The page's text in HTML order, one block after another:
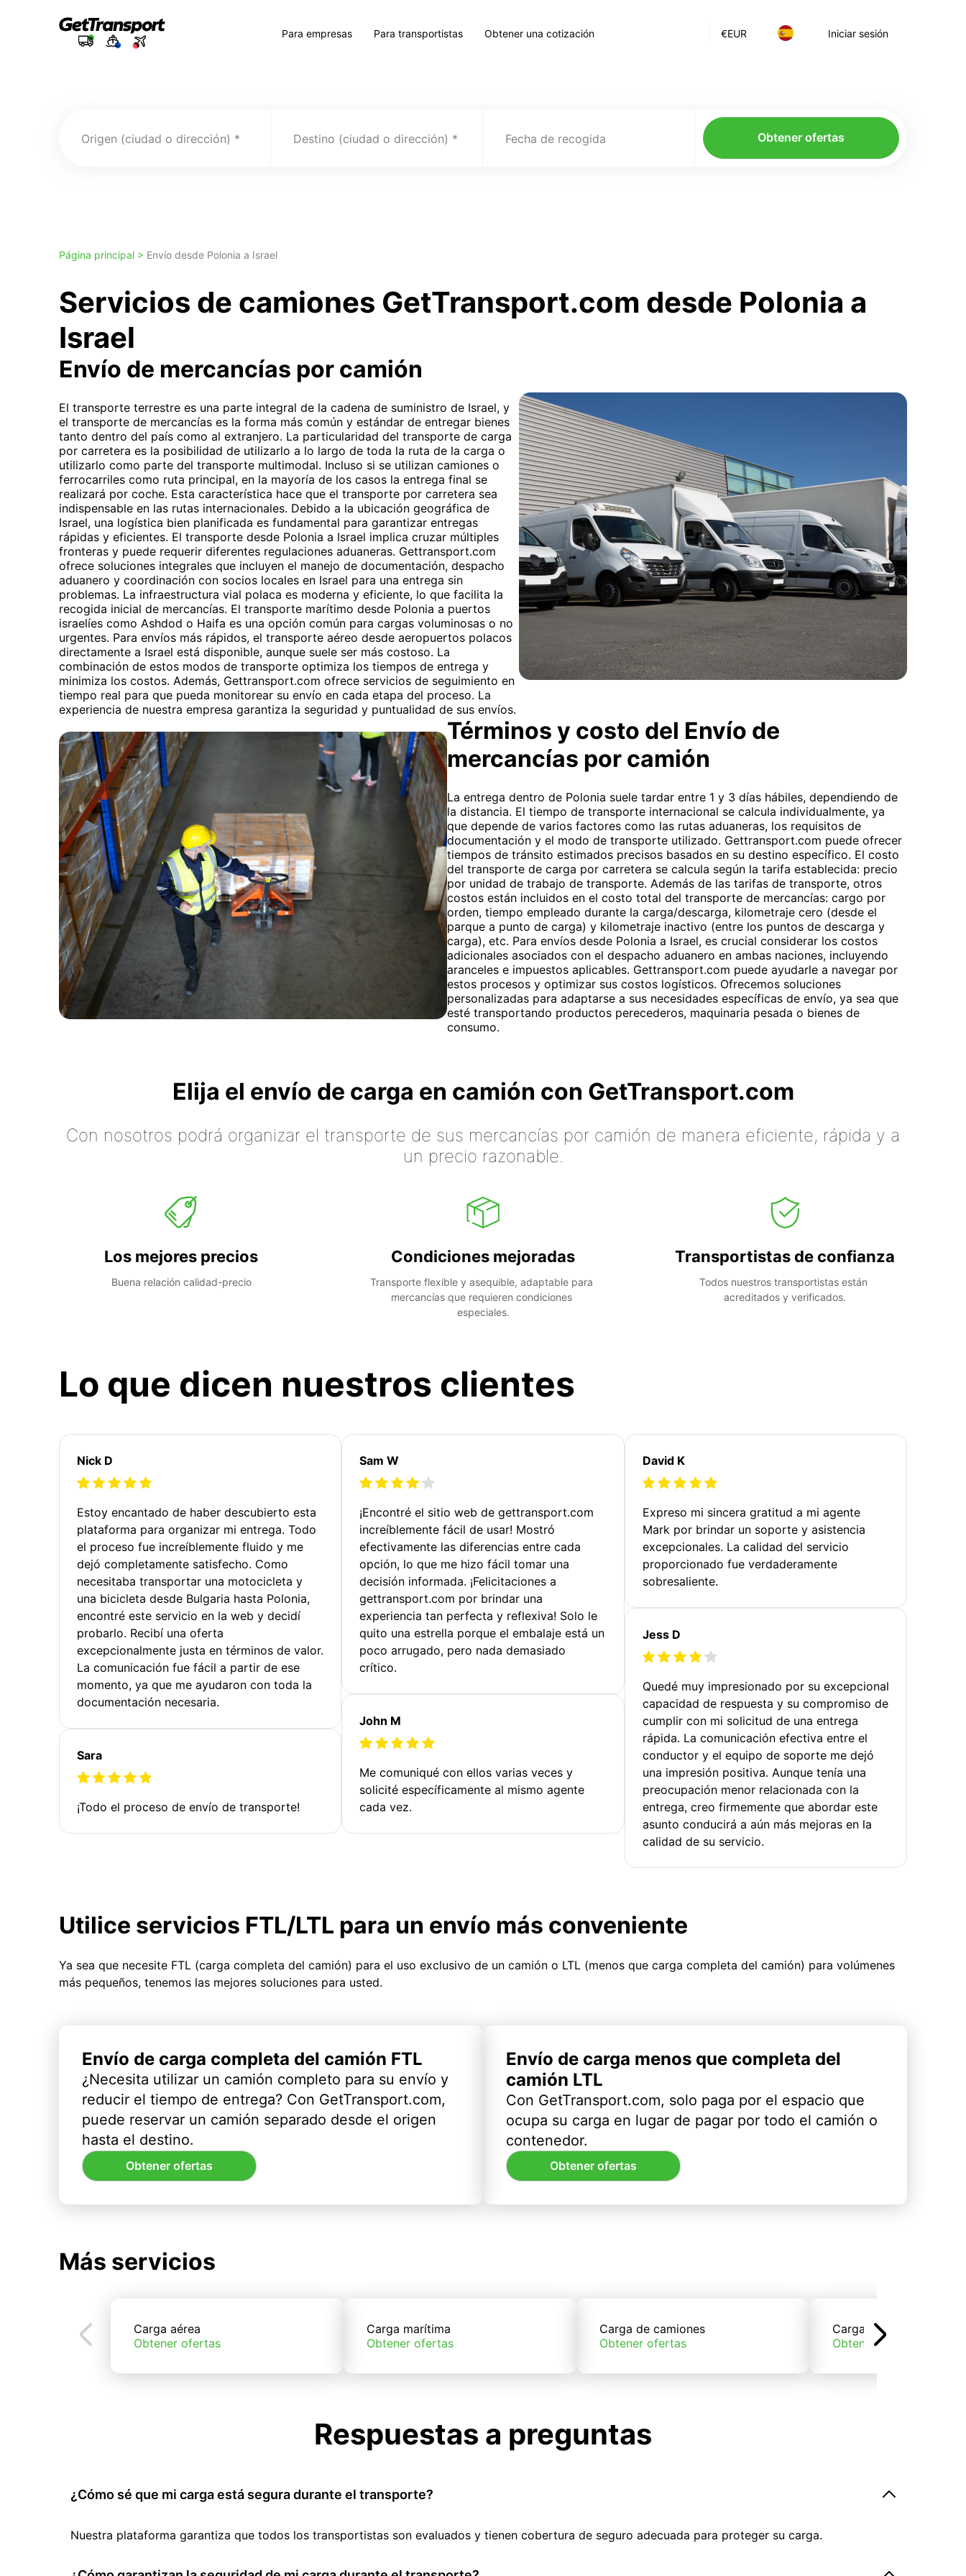
€EUR Iniciar sesión
Para empresas Para transportistas Obtener una cotización
Origen (ciudad o dirección) Destino (ciudad o dirección) Fecha de recogida Obtener ofertas
Página principal > Envío desde Polonia a Israel
Servicios de camiones GetTransport.com desde Polonia a
Israel
Envío de mercancías por camión
El transporte terrestre es una parte integral de la cadena de suministro de Israel, y
el transporte de mercancías es la forma más común y estándar de entregar bienes
tanto dentro del país como al extranjero. La particularidad del transporte de carga
por carretera es la posibilidad de utilizarlo a lo largo de toda la ruta de la carga o
utilizarlo como parte del transporte multimodal. Incluso si se utilizan camiones o
ferrocarriles como ruta principal, en la mayoría de los casos la entrega final se
realizará por coche. Esta característica hace que el transporte por carretera sea
indispensable en las rutas internacionales. Debido a la ubicación geográfica de
Israel, una logística bien planificada es fundamental para garantizar entregas
rápidas y eficientes. El transporte desde Polonia a Israel implica cruzar múltiples
fronteras y puede requerir diferentes regulaciones aduaneras. Gettransport.com
ofrece soluciones integrales que incluyen el manejo de documentación, despacho
aduanero y coordinación con socios locales en Israel para una entrega sin
problemas. La infraestructura vial polaca es moderna y eficiente, lo que facilita la
recogida inicial de mercancías. El transporte marítimo desde Polonia a puertos
israelíes como Ashdod o Haifa es una opción común para cargas voluminosas o no
urgentes. Para envíos más rápidos, el transporte aéreo desde aeropuertos polacos
directamente a Israel está disponible, aunque suele ser más costoso. La
combinación de estos modos de transporte optimiza los tiempos de entrega y
minimiza los costos. Además, Gettransport.com ofrece servicios de seguimiento en
tiempo real para que pueda monitorear su envío en cada etapa del proceso. La
experiencia de nuestra empresa garantiza la seguridad y puntualidad de sus envíos.
Términos y costo del Envío de
mercancías por camión
La entrega dentro de Polonia suele tardar entre 1 y 3 días hábiles, dependiendo de
la distancia. El tiempo de transporte internacional se calcula individualmente, ya
que depende de varios factores como las rutas aduaneras, los requisitos de
documentación y el modo de transporte utilizado. Gettransport.com puede ofrecer
tiempos de tránsito estimados precisos basados en su destino específico. El costo
del transporte de carga por carretera se calcula según la tarifa establecida: precio
por unidad de trabajo de transporte. Además de las tarifas de transporte, otros
costos están incluidos en el costo total del transporte de mercancías: cargo por
orden, tiempo empleado durante la carga/descarga, kilometraje cero (desde el
parque a punto de carga) y kilometraje inactivo (entre los puntos de descarga y
carga), etc. Para envíos desde Polonia a Israel, es crucial considerar los costos
adicionales asociados con el despacho aduanero en ambas naciones, incluyendo
aranceles e impuestos aplicables. Gettransport.com puede ayudarle a navegar por
estos procesos y optimizar sus costos logísticos. Ofrecemos soluciones
personalizadas para adaptarse a sus necesidades específicas de envío, ya sea que
esté transportando productos perecederos, maquinaria pesada o bienes de
consumo.
Elija el envío de carga en camión con GetTransport.com
Con nosotros podrá organizar el transporte de sus mercancías por camión de manera eficiente, rápida y a
un precio razonable.
Los mejores precios
Buena relación calidad-precio
Condiciones mejoradas
Transporte flexible y asequible, adaptable para
mercancías que requieren condiciones
especiales.
Transportistas de confianza
Todos nuestros transportistas están
acreditados y verificados.
Lo que dicen nuestros clientes
Nick D
Estoy encantado de haber descubierto esta
plataforma para organizar mi entrega. Todo
el proceso fue increíblemente fluido y me
dejó completamente satisfecho. Como
necesitaba transportar una motocicleta y
una bicicleta desde Bulgaria hasta Polonia,
encontré este servicio en la web y decidí
probarlo. Recibí una oferta
excepcionalmente justa en términos de valor.
La comunicación fue fácil a partir de ese
momento, ya que me ayudaron con toda la
documentación necesaria.
Sara
¡Todo el proceso de envío de transporte!
Sam W
¡Encontré el sitio web de gettransport.com
increíblemente fácil de usar! Mostró
efectivamente las diferencias entre cada
opción, lo que me hizo fácil tomar una
decisión informada. ¡Felicitaciones a
gettransport.com por brindar una
experiencia tan perfecta y reflexiva! Solo le
quito una estrella porque el embalaje está un
poco arrugado, pero nada demasiado
crítico.
John M
Me comuniqué con ellos varias veces y
solicité específicamente al mismo agente
cada vez.
David K
Expreso mi sincera gratitud a mi agente
Mark por brindar un soporte y asistencia
excepcionales. La calidad del servicio
proporcionado fue verdaderamente
sobresaliente.
Jess D
Quedé muy impresionado por su excepcional
capacidad de respuesta y su compromiso de
cumplir con mi solicitud de una entrega
rápida. La comunicación efectiva entre el
conductor y el equipo de soporte me dejó
una impresión positiva. Aunque tenía una
preocupación menor relacionada con la
entrega, creo firmemente que abordar este
asunto conducirá a aún más mejoras en la
calidad de su servicio.
Utilice servicios FTL/LTL para un envío más conveniente
Ya sea que necesite FTL (carga completa del camión) para el uso exclusivo de un camión o LTL (menos que carga completa del camión) para volúmenes
más pequeños, tenemos las mejores soluciones para usted.
Envío de carga completa del camión FTL
¿Necesita utilizar un camión completo para su envío y
reducir el tiempo de entrega? Con GetTransport.com,
puede reservar un camión separado desde el origen
hasta el destino.
Obtener ofertas
Envío de carga menos que completa del
camión LTL
Con GetTransport.com, solo paga por el espacio que
ocupa su carga en lugar de pagar por todo el camión o
contenedor.
Obtener ofertas
Más servicios
Carga aérea
Obtener ofertas
Carga marítima
Obtener ofertas
Carga de camiones
Obtener ofertas
Carga de trenes
Obtener ofertas
Respuestas a preguntas
¿Cómo sé que mi carga está segura durante el transporte?
Nuestra plataforma garantiza que todos los transportistas son evaluados y tienen cobertura de seguro adecuada para proteger su carga.